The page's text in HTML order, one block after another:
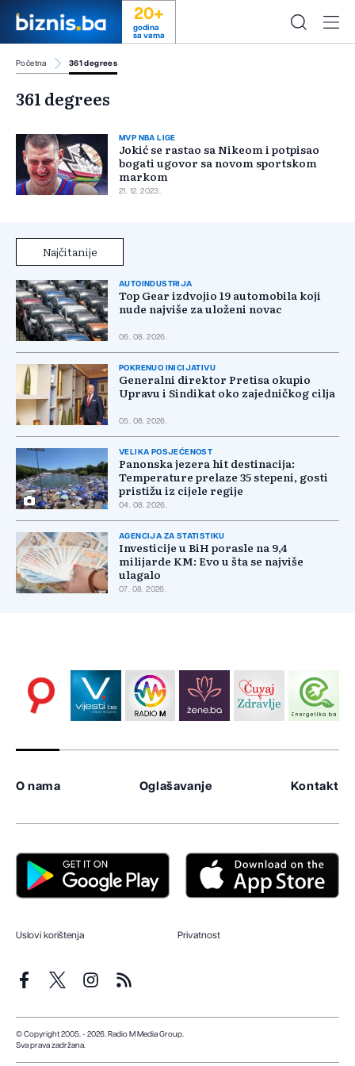
20+
godina
sa vama
Početna 361 degrees
361 degrees
MVP NBA LIGE
Jokić se rastao sa Nikeom i potpisao
bogati ugovor sa novom sportskom
markom
21. 12. 2023.
Najčitanije
AUTOINDUSTRIJA
Top Gear izdvojio 19 automobila koji
nude najviše za uloženi novac
06. 08. 2026.
POKRENUO INICIJATIVU
Generalni direktor Pretisa okupio
Upravu i Sindikat oko zajedničkog cilja
05. 08. 2026.
VELIKA POSJEĆENOST
Panonska jezera hit destinacija:
Temperature prelaze 35 stepeni, gosti
pristižu iz cijele regije
04. 08. 2026.
AGENCIJA ZA STATISTIKU
Investicije u BiH porasle na 9,4
milijarde KM: Evo u šta se najviše
ulagalo
07. 08. 2026.
O nama Oglašavanje Kontakt
Uslovi korištenja Privatnost
© Copyright 2005. - 2026. Radio M Media Group.
Sva prava zadržana.